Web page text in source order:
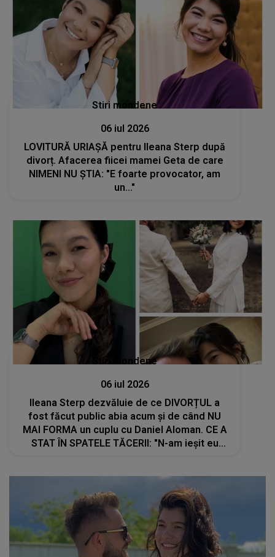
Stiri mondene
06 iul 2026
LOVITURĂ URIAȘĂ pentru Ileana Sterp după
divorț. Afacerea fiicei mamei Geta de care
NIMENI NU ȘTIA: "E foarte provocator, am
un..."
Stiri mondene
06 iul 2026
Ileana Sterp dezvăluie de ce DIVORȚUL a
fost făcut public abia acum și de când NU
MAI FORMA un cuplu cu Daniel Aloman. CE A
STAT ÎN SPATELE TĂCERII: "N-am ieșit eu